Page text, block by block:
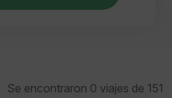
Se encontraron 0 viajes de 151